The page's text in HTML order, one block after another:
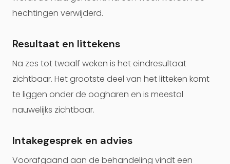
hechtingen verwijderd.
Resultaat en littekens
Na zes tot twaalf weken is het eindresultaat
zichtbaar. Het grootste deel van het litteken komt
te liggen onder de oogharen en is meestal
nauwelijks zichtbaar.
Intakegesprek en advies
Voorafgaand aan de behandeling vindt een